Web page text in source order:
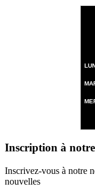
Inscription à
Inscrivez-vous à notre
nouvelles